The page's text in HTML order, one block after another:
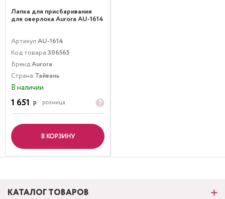
Лапка для присбаривания
для оверлока Aurora AU-1614
Артикул:AU-1614
Код товара:306565
Бренд:Aurora
Страна:Тайвань
В наличии
1 651 р. розница
В КОРЗИНУ
КАТАЛОГ ТОВАРОВ